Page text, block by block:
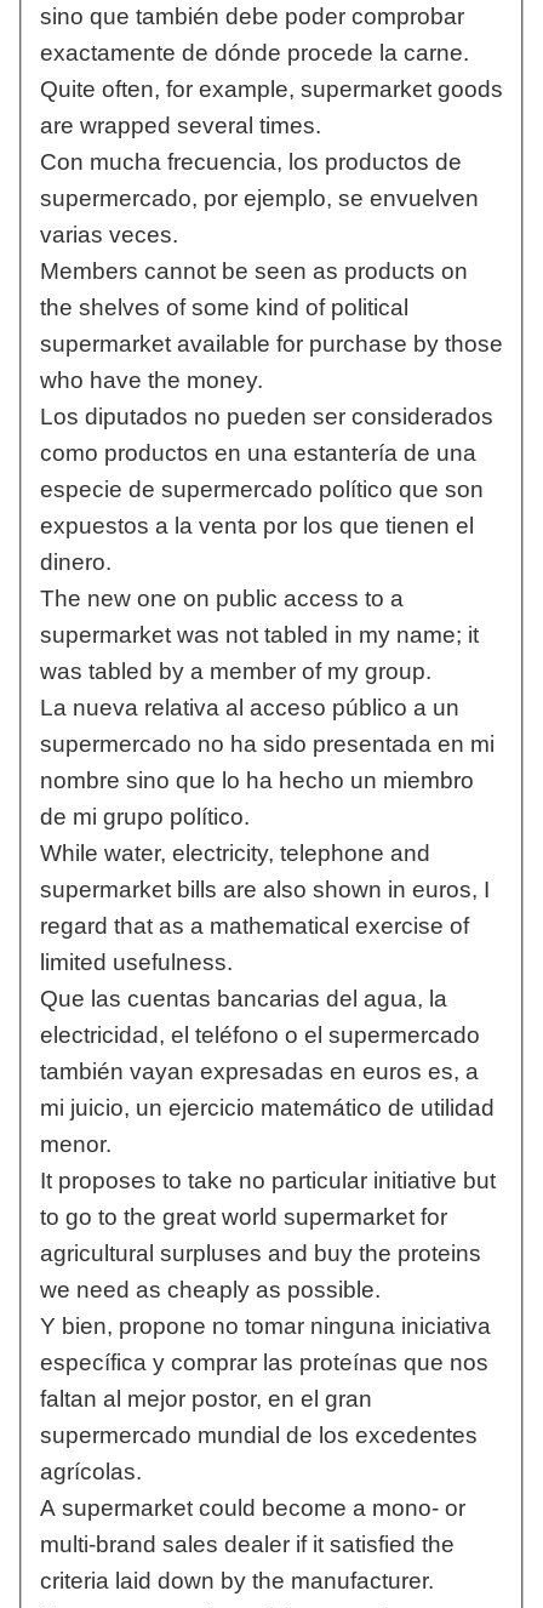
sino que también debe poder comprobar
exactamente de dónde procede la carne.
Quite often, for example, supermarket goods
are wrapped several times.
Con mucha frecuencia, los productos de
supermercado, por ejemplo, se envuelven
varias veces.
Members cannot be seen as products on
the shelves of some kind of political
supermarket available for purchase by those
who have the money.
Los diputados no pueden ser considerados
como productos en una estantería de una
especie de supermercado político que son
expuestos a la venta por los que tienen el
dinero.
The new one on public access to a
supermarket was not tabled in my name; it
was tabled by a member of my group.
La nueva relativa al acceso público a un
supermercado no ha sido presentada en mi
nombre sino que lo ha hecho un miembro
de mi grupo político.
While water, electricity, telephone and
supermarket bills are also shown in euros, I
regard that as a mathematical exercise of
limited usefulness.
Que las cuentas bancarias del agua, la
electricidad, el teléfono o el supermercado
también vayan expresadas en euros es, a
mi juicio, un ejercicio matemático de utilidad
menor.
It proposes to take no particular initiative but
to go to the great world supermarket for
agricultural surpluses and buy the proteins
we need as cheaply as possible.
Y bien, propone no tomar ninguna iniciativa
específica y comprar las proteínas que nos
faltan al mejor postor, en el gran
supermercado mundial de los excedentes
agrícolas.
A supermarket could become a mono- or
multi-brand sales dealer if it satisfied the
criteria laid down by the manufacturer.